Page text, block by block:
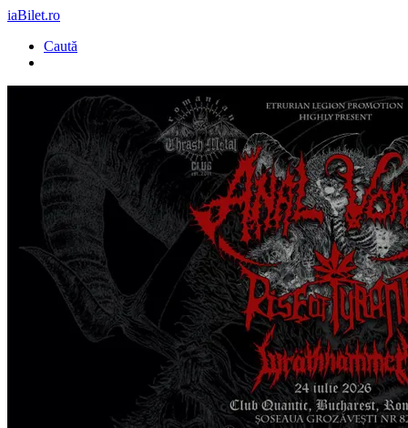
iaBilet.ro
Caută